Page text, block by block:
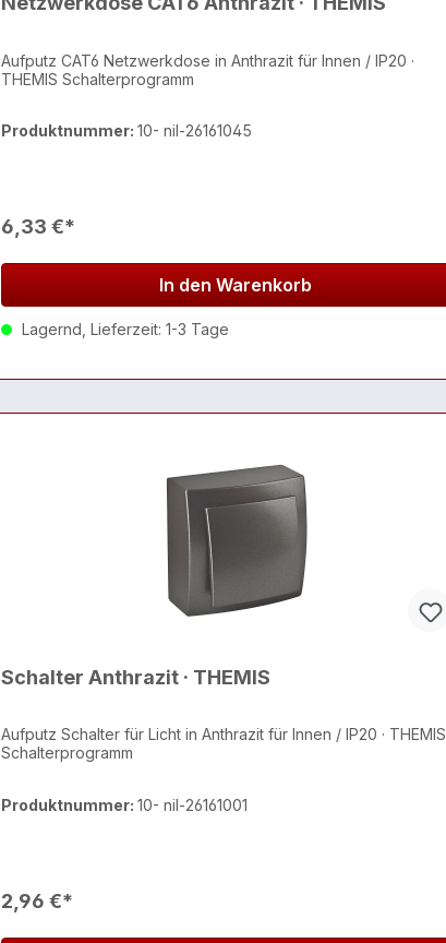
Aufputz CAT6 Netzwerkdose in Anthrazit für Innen / IP20 ·
THEMIS Schalterprogramm
Produktnummer: 10- nil-26161045
6,33 €*
In den Warenkorb
Lagernd, Lieferzeit: 1-3 Tage
Schalter Anthrazit · THEMIS
Aufputz Schalter für Licht in Anthrazit für Innen / IP20 · THEMIS
Schalterprogramm
Produktnummer: 10- nil-26161001
2,96 €*